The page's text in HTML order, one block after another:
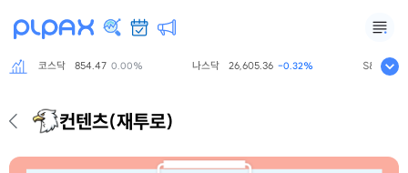
코스닥 854.47 0.00% 나스닥 26,605.36 -0.32% S&P500
컨텐츠(재투로)